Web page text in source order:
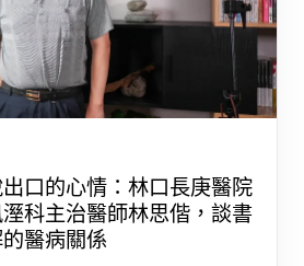
口的心情：林口長庚醫院
科主治醫師林思偕，談書
醫病關係